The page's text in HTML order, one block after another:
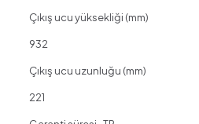
Çıkış ucu yüksekliği (mm)
932
Çıkış ucu uzunluğu (mm)
221